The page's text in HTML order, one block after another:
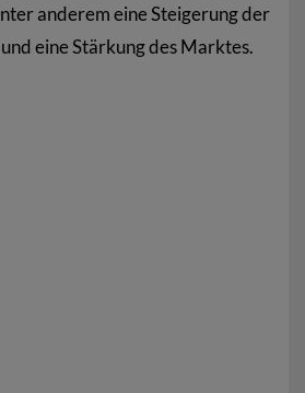
anderem eine Steigerung der
eine Stärkung des Marktes.